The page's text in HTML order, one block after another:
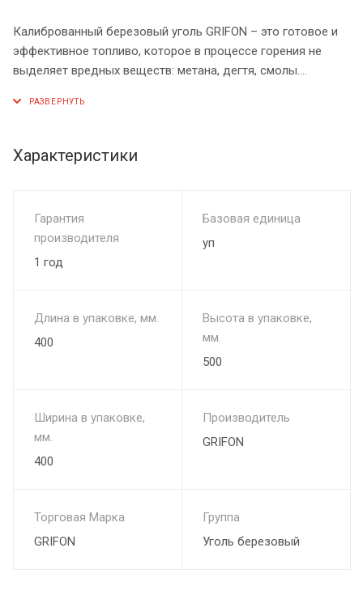
Калиброванный березовый уголь GRIFON – это готовое и
эффективное топливо, которое в процессе горения не
выделяет вредных веществ: метана, дегтя, смолы.
теплоотдачи, способность долго сохранять тепло и ровно
популярным средством для приготовления продуктов.
Древесный уголь GRIFON высшего сорта, марки А
Характеристики
Гарантия
производителя
1 год
Базовая единица
уп
Длина в упаковке, мм.
400
Высота в упаковке,
мм.
500
Ширина в упаковке,
мм.
400
Производитель
GRIFON
Торговая Марка
GRIFON
Группа
Уголь березовый